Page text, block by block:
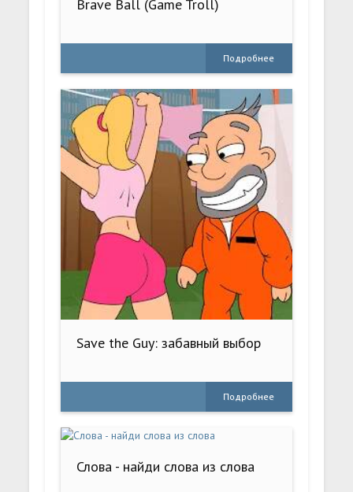
Brave Ball (Game Troll)
Подробнее
Save the Guy: забавный выбор
Подробнее
Слова - найди слова из слова